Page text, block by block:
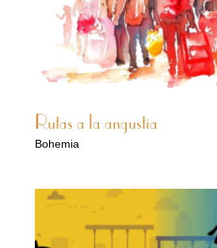
Rutas a la angustia
Bohemia